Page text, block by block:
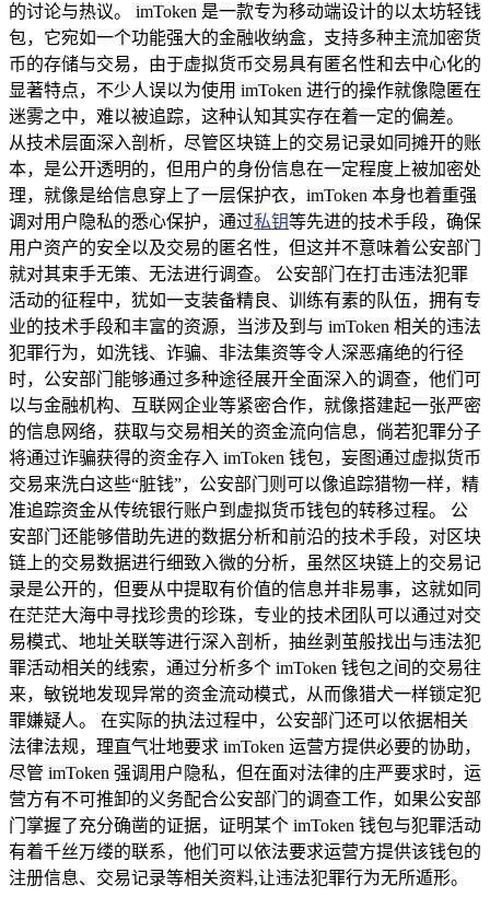
的讨论与热议。 imToken 是一款专为移动端设计的以太坊轻钱
包，它宛如一个功能强大的金融收纳盒，支持多种主流加密货
币的存储与交易，由于虚拟货币交易具有匿名性和去中心化的
显著特点，不少人误以为使用 imToken 进行的操作就像隐匿在
迷雾之中，难以被追踪，这种认知其实存在着一定的偏差。
从技术层面深入剖析，尽管区块链上的交易记录如同摊开的账
本，是公开透明的，但用户的身份信息在一定程度上被加密处
理，就像是给信息穿上了一层保护衣，imToken 本身也着重强
调对用户隐私的悉心保护，通过私钥等先进的技术手段，确保
用户资产的安全以及交易的匿名性，但这并不意味着公安部门
就对其束手无策、无法进行调查。 公安部门在打击违法犯罪
活动的征程中，犹如一支装备精良、训练有素的队伍，拥有专
业的技术手段和丰富的资源，当涉及到与 imToken 相关的违法
犯罪行为，如洗钱、诈骗、非法集资等令人深恶痛绝的行径
时，公安部门能够通过多种途径展开全面深入的调查，他们可
以与金融机构、互联网企业等紧密合作，就像搭建起一张严密
的信息网络，获取与交易相关的资金流向信息，倘若犯罪分子
将通过诈骗获得的资金存入 imToken 钱包，妄图通过虚拟货币
交易来洗白这些“脏钱”，公安部门则可以像追踪猎物一样，精
准追踪资金从传统银行账户到虚拟货币钱包的转移过程。 公
安部门还能够借助先进的数据分析和前沿的技术手段，对区块
链上的交易数据进行细致入微的分析，虽然区块链上的交易记
录是公开的，但要从中提取有价值的信息并非易事，这就如同
在茫茫大海中寻找珍贵的珍珠，专业的技术团队可以通过对交
易模式、地址关联等进行深入剖析，抽丝剥茧般找出与违法犯
罪活动相关的线索，通过分析多个 imToken 钱包之间的交易往
来，敏锐地发现异常的资金流动模式，从而像猎犬一样锁定犯
罪嫌疑人。 在实际的执法过程中，公安部门还可以依据相关
法律法规，理直气壮地要求 imToken 运营方提供必要的协助，
尽管 imToken 强调用户隐私，但在面对法律的庄严要求时，运
营方有不可推卸的义务配合公安部门的调查工作，如果公安部
门掌握了充分确凿的证据，证明某个 imToken 钱包与犯罪活动
有着千丝万缕的联系，他们可以依法要求运营方提供该钱包的
注册信息、交易记录等相关资料,让违法犯罪行为无所遁形。